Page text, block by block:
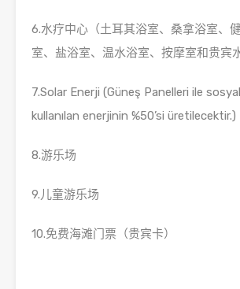
6.水疗中心（土耳其浴室、桑拿浴室、
室、盐浴室、温水浴室、按摩室和贵宾
7.Solar Enerji (Güneş Panelleri ile
kullanılan enerjinin %50’si üretilecektir.)
8.游乐场
9.儿童游乐场
10.免费海滩门票（贵宾卡）